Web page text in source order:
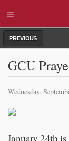
PREVIOUS
GCU
Wednesday,
January 24th